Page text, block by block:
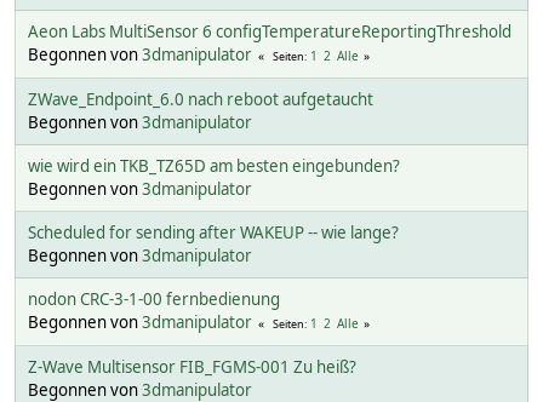
Aeon Labs MultiSensor 6 configTemperatureReportingThreshold
Begonnen von3dmanipulator Seiten 1 2 Alle
ZWave_Endpoint_6.0 nach reboot aufgetaucht
Begonnen von3dmanipulator
wie wird ein TKB_TZ65D am besten eingebunden?
Begonnen von3dmanipulator
Scheduled for sending after WAKEUP -- wie lange?
Begonnen von3dmanipulator
nodon CRC-3-1-00 fernbedienung
Begonnen von3dmanipulator Seiten 1 2 Alle
Z-Wave Multisensor FIB_FGMS-001 Zu heiß?
Begonnen von3dmanipulator